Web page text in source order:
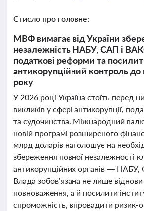
Стисло про головне:
МВФ вимагає від України
незалежність НАБУ, САП і
податкові реформи та
антикорупційний контроль до
року
У 2026 році Україна стоїть перед
викликів у сфері антикорупції,
та судочинства. Міжнародний
новій програмі розширеного
млрд доларів наголошує на
збереження повної незалежності
антикорупційних органів —
Влада зобов’язана не лише
повноваження, а й посилити
спроможність, впровадити ризик-